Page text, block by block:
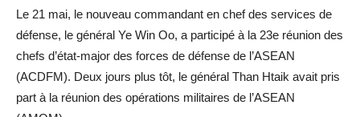
Le 21 mai, le nouveau commandant en chef des services de
défense, le général Ye Win Oo, a participé à la 23e réunion des
chefs d’état-major des forces de défense de l’ASEAN
(ACDFM). Deux jours plus tôt, le général Than Htaik avait pris
part à la réunion des opérations militaires de l’ASEAN